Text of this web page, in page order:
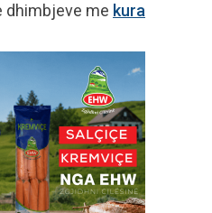
dhimbjeve me kura